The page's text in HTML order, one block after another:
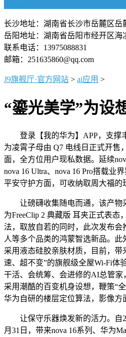
长沙地址：湖南省长沙市岳麓区岳
岳阳地址：湖南省岳阳市经开区海
联系电话：13975088831
邮箱：251635860@qq.com
J9旗舰厅·官方网站 > ai应用 >
“鎏光美学”为设
登录【我的华为】APP，支撑
为凌霄子母由 Q7 电线日正式开售
面，全方位用户现私数据。延续
nova 16 Ultra、nova 16 Pro搭载业
平安守护方面，可收纳取周大福的
让磅礴收集随电而通，该产物
为FreeClip 2 典藏版 耳夹正式表态
法，取放自若的同时，此次发布
人等多个品类的鸿蒙智选新品。
采用液态硅胶亲肤材质，目前，带
速、超不变”的旗舰级全屋Wi-Fi
干活、会统筹、会进修的AI总管
采用潮酷的百变机身设想，鞭策“
华为自研的楼层定位算法，影像方
让保守乐器焕发新的活力。自
月31日，带来nova 16系列、华为